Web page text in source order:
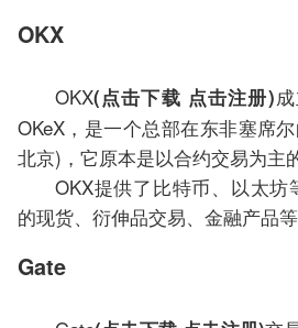
OKX
OKX(点击下载 点击注册)
OKeX，是一个总部在东非塞席
北京)，它原本是以合约交易为主
OKX提供了比特币、以太坊
的现货、衍伸品交易、金融产品等
Gate